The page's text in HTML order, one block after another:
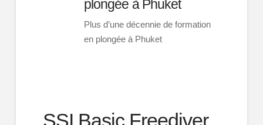
plongée à Phuket
Plus d’une décennie de formation
en plongée à Phuket
SSI Basic Freediver